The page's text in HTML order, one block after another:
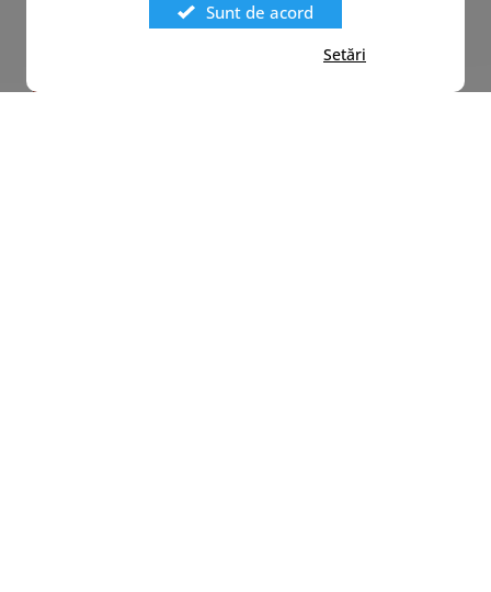
Sunt de acord
Setări